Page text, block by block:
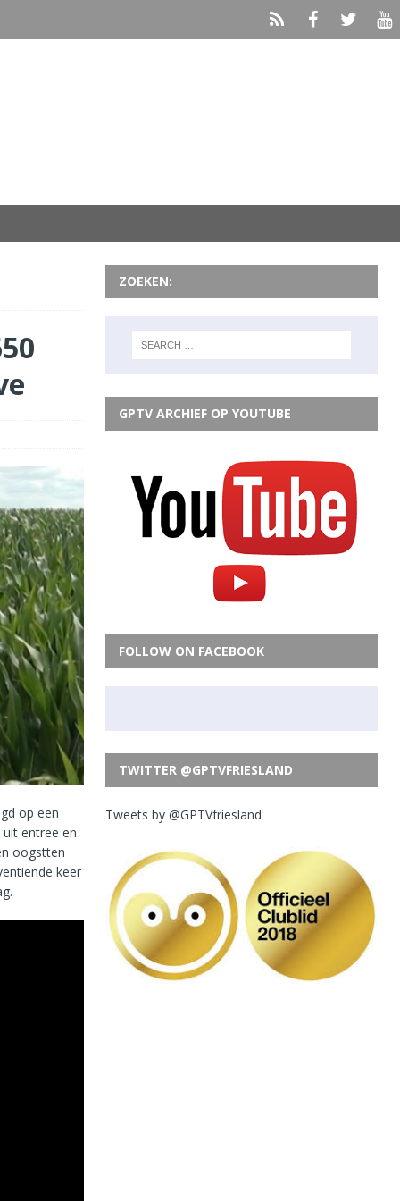
op een
entree en
oogstten
keer
ZOEKEN:
GPTV ARCHIEF OP YOUTUBE
FOLLOW ON FACEBOOK
TWITTER @GPTVFRIESLAND
Tweets by @GPTVfriesland